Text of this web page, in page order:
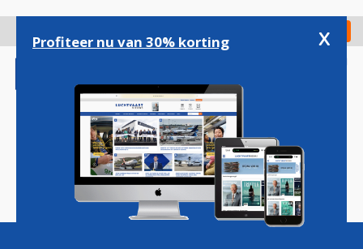
gaan
Check in
Magazine Podcasts Vacatures
Profiteer nu van 30% korting x